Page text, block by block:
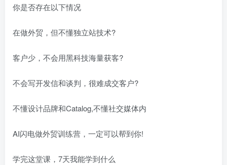
你是否存在以下情况
在做外贸，但不懂独立站技术?
客户少，不会用黑科技海量获客?
不会写开发信和谈判，很难成交客户?
不懂设计品牌和Catalog,不懂社交媒体内
AI闪电做外贸训练营，一定可以帮到你!
学完这堂课，7天我能学到什么